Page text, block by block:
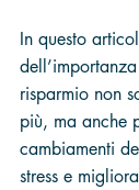
In questo
risparmio non
più, ma anche
cambiamenti
stress e